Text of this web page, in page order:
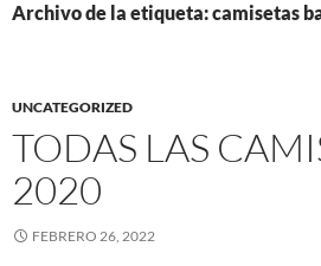
Archivo de la etiqueta: camisetas
UNCATEGORIZED
TODAS LAS
2020
FEBRERO 26, 2022